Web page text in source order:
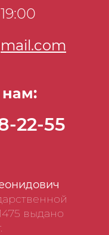
выдано
нам:
22-55